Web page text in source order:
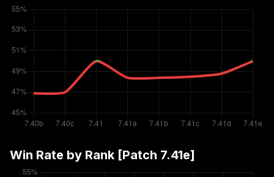
Win Rate by Rank [Patch 7.41e]